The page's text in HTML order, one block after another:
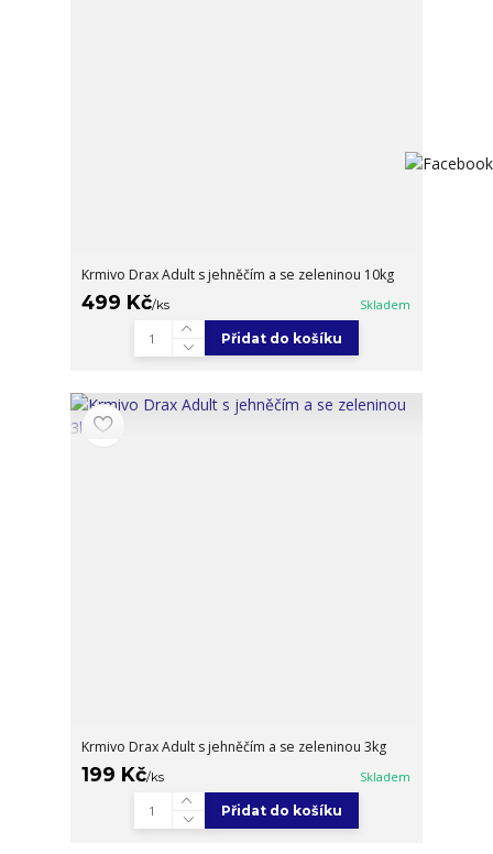
Krmivo Drax Adult s jehněčím a se zeleninou 10kg
499 Kč/ks Skladem
Přidat do košíku
Krmivo Drax Adult s jehněčím a se zeleninou 3kg
199 Kč/ks Skladem
Přidat do košíku